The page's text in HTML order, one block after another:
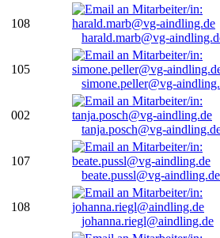
108
harald.marb@vg-
105
simone.peller@vg-
002
tanja.posch@vg-
107
beate.pussl@vg-aindling.de
108
johanna.riegl@aindling.de